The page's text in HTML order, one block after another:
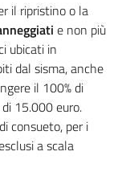
il ripristino o la
e non più
ubicati in
dal sisma, anche
il 100% di
15.000 euro.
consueto, per i
a scala